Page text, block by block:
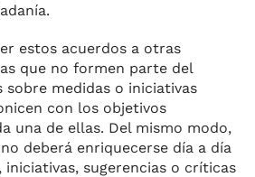
estos acuerdos a otras
que no formen parte del
sobre medidas o iniciativas
con los objetivos
una de ellas. Del mismo modo,
deberá enriquecerse día a día
iniciativas, sugerencias o críticas